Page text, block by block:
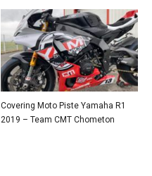
Covering Moto Piste Yamaha R1
2019 – Team CMT Chometon